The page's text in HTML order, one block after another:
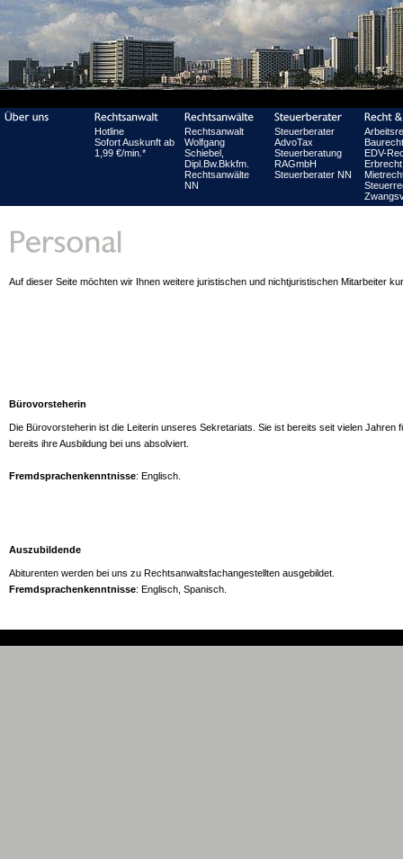
Hotline
Sofort Auskunft ab
1,99 €/min.*
Rechtsanwalt
Wolfgang
Schiebel,
Dipl.Bw.Bkkfm.
Rechtsanwälte
NN
Steuerberater
AdvoTax
Steuerberatung
RAGmbH
Steuerberater NN
Baurecht
EDV-
Erbrecht
Auf dieser Seite möchten wir Ihnen weitere juristischen und nichtjuristischen Mitarbeiter
Bürovorsteherin
Die Bürovorsteherin ist die Leiterin unseres Sekretariats. Sie ist bereits seit vielen Jahren
bereits ihre Ausbildung bei uns absolviert.
Fremdsprachenkenntnisse: Englisch.
Auszubildende
Abiturenten werden bei uns zu Rechtsanwaltsfachangestellten ausgebildet.
Fremdsprachenkenntnisse: Englisch, Spanisch.